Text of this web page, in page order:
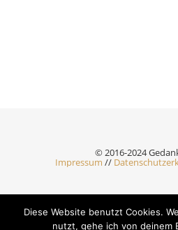
© 2016-2024
Impressum //
Ashe Theme by
Diese Website benutzt Cookies.
nutzt, gehe ich von deinem